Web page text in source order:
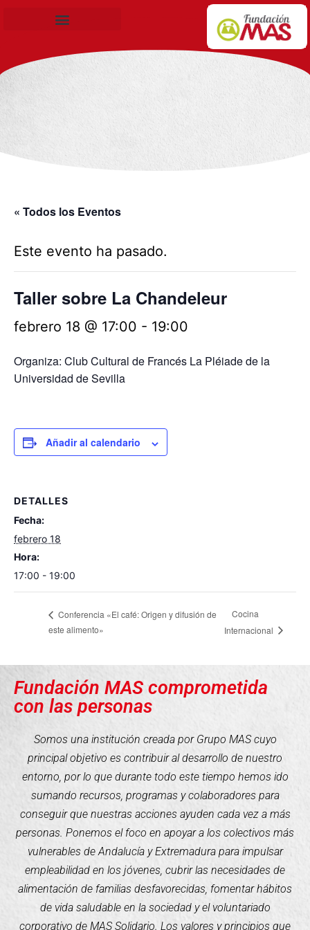
« Todos los Eventos
Este evento ha pasado.
Taller sobre La Chandeleur
febrero 18 @ 17:00 - 19:00
Organiza: Club Cultural de Francés La Pléiade de la
Universidad de Sevilla
Añadir al calendario
DETALLES
Fecha:
febrero 18
Hora:
17:00 - 19:00
Conferencia «El café: Origen y difusión de
este alimento»
Cocina
Internacional
Fundación MAS comprometida
con las personas
Somos una institución creada por Grupo MAS cuyo
principal objetivo es contribuir al desarrollo de nuestro
entorno, por lo que durante todo este tiempo hemos ido
sumando recursos, programas y colaboradores para
conseguir que nuestras acciones ayuden cada vez a más
personas. Ponemos el foco en apoyar a los colectivos más
vulnerables de Andalucía y Extremadura para impulsar
empleabilidad en los jóvenes, cubrir las necesidades de
alimentación de familias desfavorecidas, fomentar hábitos
de vida saludable en la sociedad y el voluntariado
corporativo de MAS Solidario. Los valores y principios que